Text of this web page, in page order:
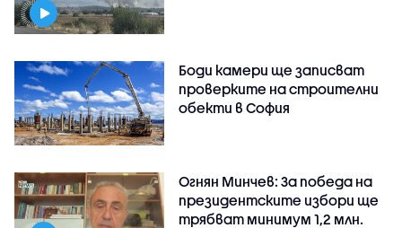
Боди камери ще записват
проверките на строителни
обекти в София
Огнян Минчев: За победа на
президентските избори ще
трябват минимум 1,2 млн.